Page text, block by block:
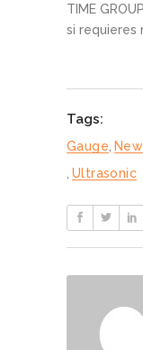
TIME
si requieres
Tags:
Gauge New
Ultrasonic